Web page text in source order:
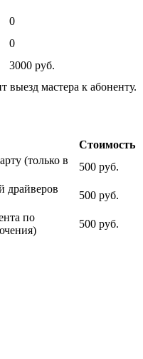
0
0
3000 руб.
выезд мастера к абоненту.
Стоимость
(только в
500 руб.
драйверов
500 руб.
по
500 руб.